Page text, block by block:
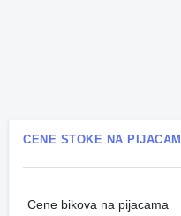
CENE STOKE NA
Cene bikova na pijacama